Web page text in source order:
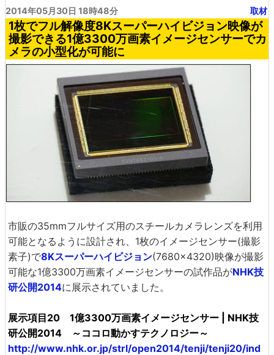
2014年05月30日 18時48分 取材
1枚でフル解像度8Kスーパーハイビジョン映像が
撮影できる1億3300万画素イメージセンサーでカ
メラの小型化が可能に
市販の35mmフルサイズ用のスチールカメラレンズを利用
可能となるように設計され、1枚のイメージセンサー(撮影
素子)で8Kスーパーハイビジョン(7680×4320)映像が撮影
可能な1億3300万画素イメージセンサーの試作品がNHK技
研公開2014に展示されていました。
展示項目20 1億3300万画素イメージセンサー | NHK技
研公開2014 ～ココロ動かすテクノロジー～
http://www.nhk.or.jp/strl/open2014/tenji/tenji20/ind